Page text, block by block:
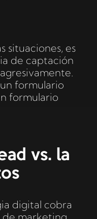
situaciones, es
de captación
formulario
formulario
vs. la
digital cobra